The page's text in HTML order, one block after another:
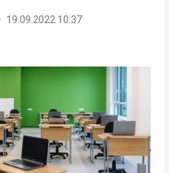
19.09.2022 10:37